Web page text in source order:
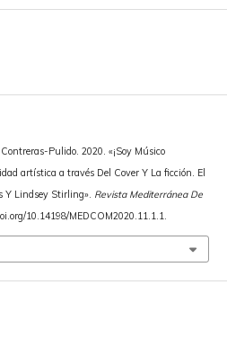
Pulido. 2020. «¡Soy Músico
artística a través Del Cover Y La ficción. El
Y Lindsey Stirling». Revista Mediterránea De
10.14198/MEDCOM2020.11.1.1.